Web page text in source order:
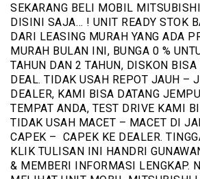
SEKARANG BELI MOBIL
DISINI SAJA… ! UNIT READY STOK
DARI LEASING MURAH YANG ADA
MURAH BULAN INI, BUNGA 0 %
TAHUN DAN 2 TAHUN, DISKON BISA
DEAL. TIDAK USAH REPOT JAUH –
DEALER, KAMI BISA DATANG
TEMPAT ANDA, TEST DRIVE KAMI
TIDAK USAH MACET – MACET DI
CAPEK – CAPEK KE DEALER.
KLIK TULISAN INI HANDRI
& MEMBERI INFORMASI LENGKAP.